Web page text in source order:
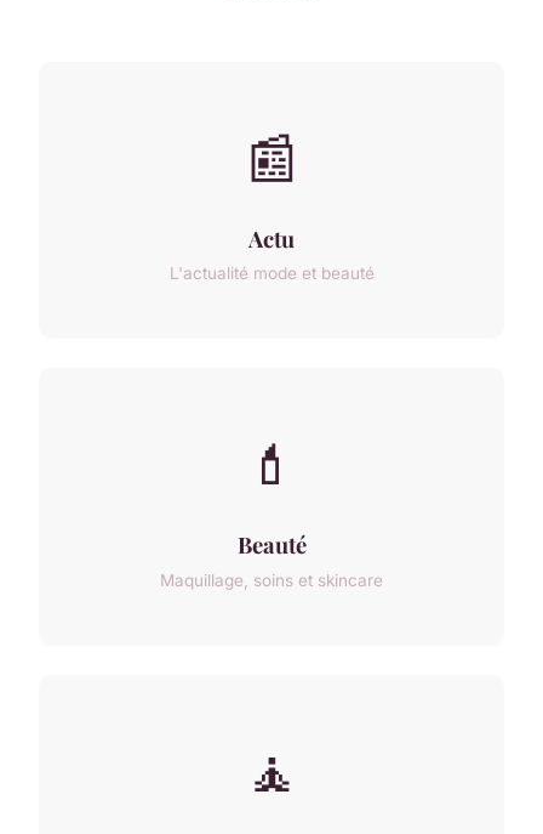
📰
Actu
L'actualité mode et beauté
💄
Beauté
Maquillage, soins et skincare
🧘